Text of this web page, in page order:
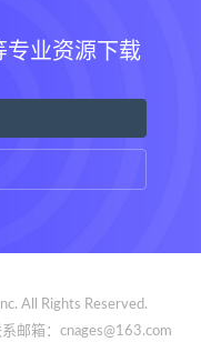
专业资源下载
All Rights Reserved.
邮箱：cnages@163.com